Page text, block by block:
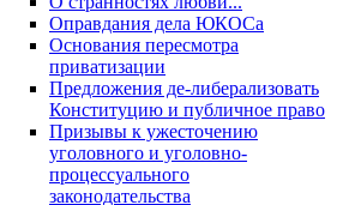
Оправдания дела ЮКОСа
Основания пересмотра
приватизации
Предложения де-либерализовать
Конституцию и публичное право
Призывы к ужесточению
уголовного и уголовно-
процессуального
законодательства